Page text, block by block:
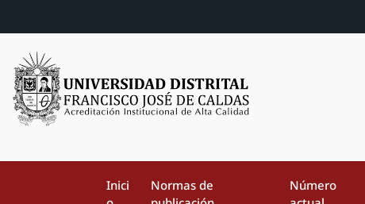
Inici
Normas de
Número